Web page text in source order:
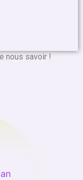
nous savoir !